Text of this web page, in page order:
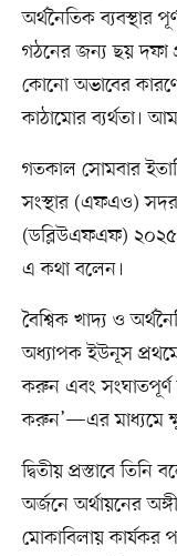
অর্থনৈতিক ব্যবস্থার
গঠনের জন্য ছয় দফা
কোনো অভাবের
কাঠামোর ব্যর্থতা।
গতকাল সোমবার
সংস্থার (এফএও)
(ডব্লিউএফএফ) ২০২৫-
এ কথা বলেন।
বৈশ্বিক খাদ্য ও
অধ্যাপক ইউনূস
করুন এবং সংঘাতপূর্ণ
করুন’—এর মাধ্যমে
দ্বিতীয় প্রস্তাবে
অর্জনে অর্থায়নের
মোকাবিলায় কার্যকর